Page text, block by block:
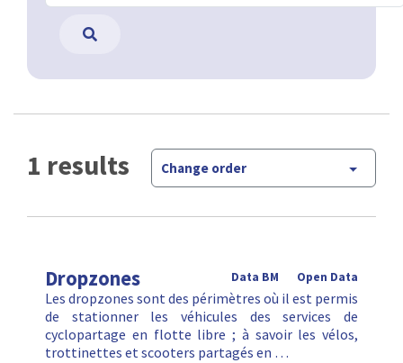
1 results Change order
Dropzones Open Data
Data BM
Les dropzones sont des périmètres où il est permis
de stationner les véhicules des services de
cyclopartage en flotte libre ; à savoir les vélos,
trottinettes et scooters partagés en …